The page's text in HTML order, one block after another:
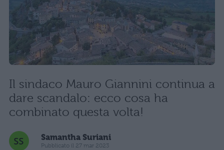
Il sindaco Mauro Giannini continua a
dare scandalo: ecco cosa ha
combinato questa volta!
Samantha Suriani
Pubblicato il 27 mar 2023